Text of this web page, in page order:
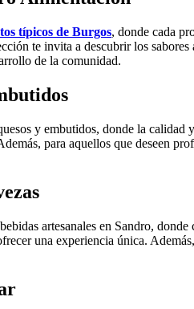
típicos de Burgos, donde cada
te invita a descubrir los
de la comunidad.
y embutidos, donde la
para aquellos que deseen
artesanales en Sandro,
una experiencia única.